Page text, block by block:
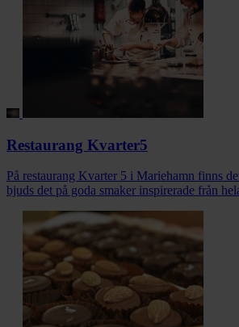
Restaurang Kvarter5
På restaurang Kvarter 5 i Mariehamn finns
bjuds det på goda smaker inspirerade från